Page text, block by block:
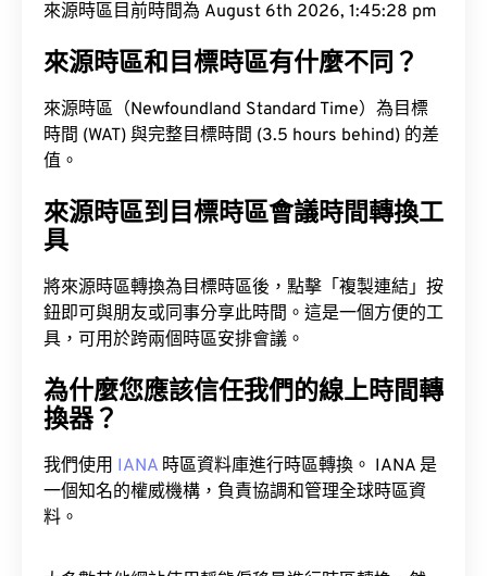
來源時區目前時間為 August 6th 2026, 1:45:29 pm
來源時區和目標時區有什麼不同？
來源時區（Newfoundland Standard Time）為目標
時間 (WAT) 與完整目標時間 (3.5 hours behind) 的差
值。
來源時區到目標時區會議時間轉換工
具
將來源時區轉換為目標時區後，點擊「複製連結」按
鈕即可與朋友或同事分享此時間。這是一個方便的工
具，可用於跨兩個時區安排會議。
為什麼您應該信任我們的線上時間轉
換器？
我們使用 IANA 時區資料庫進行時區轉換。 IANA 是
一個知名的權威機構，負責協調和管理全球時區資
料。